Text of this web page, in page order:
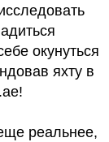
окунуться
яхту в
реальнее,